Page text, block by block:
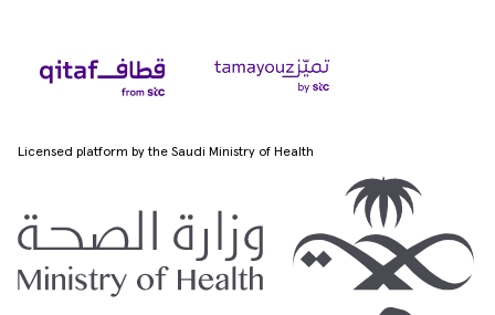
Licensed platform by the Saudi Ministry of Health